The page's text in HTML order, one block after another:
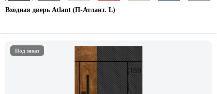
Входная дверь Atlant (П-Атлант. L)
Под заказ